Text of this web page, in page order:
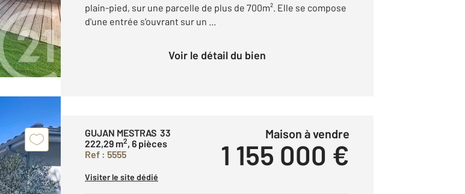
plain-pied, sur une parcelle de plus de 700m². Elle se compose
d'une entrée s'ouvrant sur un ...
Voir le détail du bien
GUJAN MESTRAS 33
222,29 m2, 6 pièces
Ref : 5555
Maison à vendre
1 155 000 €
Visiter le site dédié